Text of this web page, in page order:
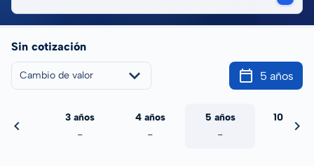
Sin cotización
Cambio de valor 5 años
3 años
-
4 años
-
5 años
-
10 años